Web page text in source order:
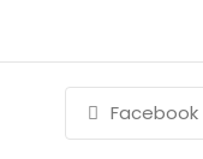
Facebook